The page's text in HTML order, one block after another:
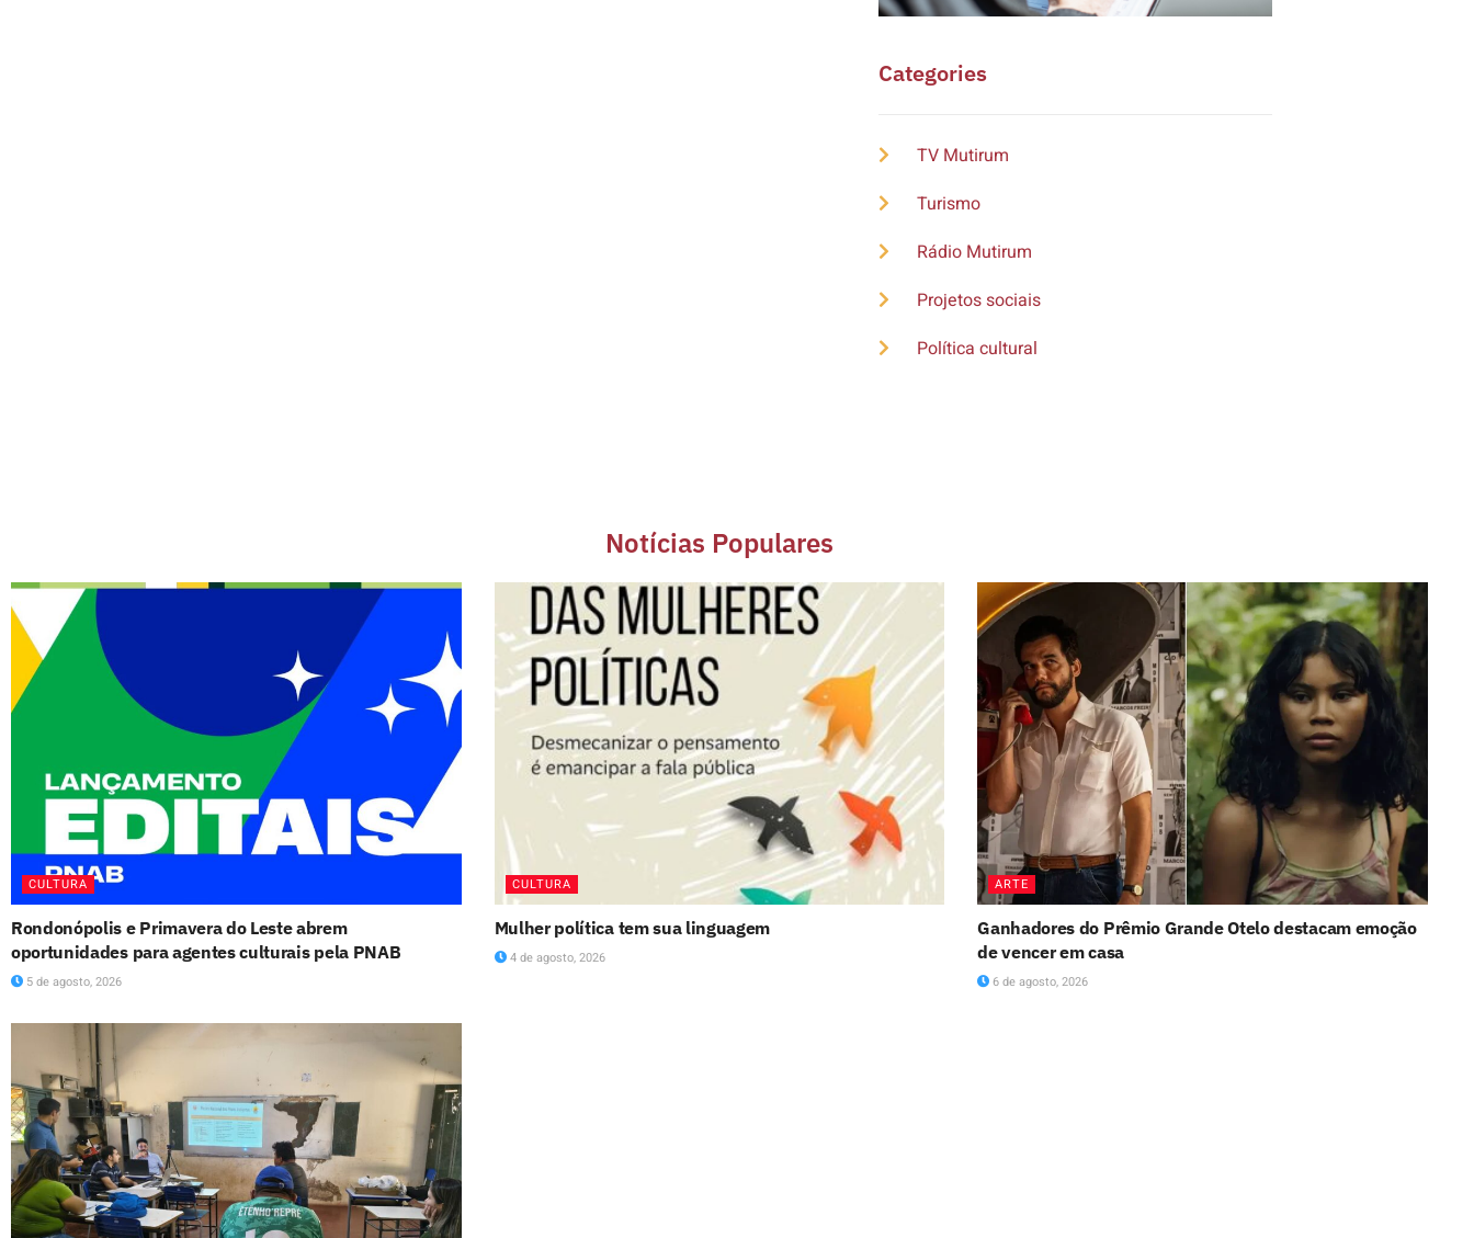
Categories
TV Mutirum
Turismo
Rádio Mutirum
Projetos sociais
Política cultural
Notícias Populares
CULTURA
Rondonópolis e Primavera do Leste abrem
oportunidades para agentes culturais pela PNAB
5 de agosto, 2026
CULTURA
Mulher política tem sua linguagem
4 de agosto, 2026
ARTE
Ganhadores do Prêmio Grande Otelo destacam emoção
de vencer em casa
6 de agosto, 2026